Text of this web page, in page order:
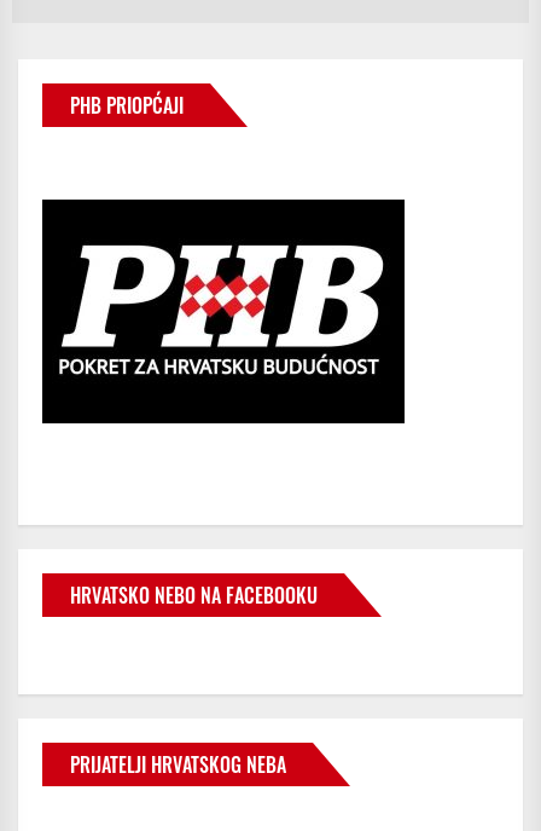
PHB PRIOPĆAJI
HRVATSKO NEBO NA FACEBOOKU
PRIJATELJI HRVATSKOG NEBA